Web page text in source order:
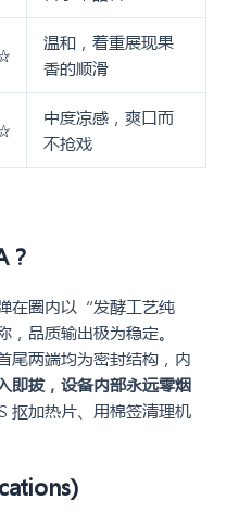
温和，着重展现果
香的顺滑
中度凉感，爽口而
不抢戏
？
在圈内以“发酵工艺纯
品质输出极为稳定。
尾两端均为密封结构，内
即拔，设备内部永远零烟
抠加热片、用棉签清理机